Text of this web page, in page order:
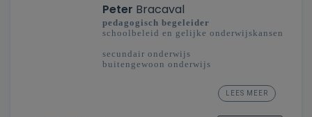
Peter Bracaval
pedagogisch begeleider
schoolbeleid en gelijke onderwijskansen
secundair onderwijs
buitengewoon onderwijs
Pedagogische begeleiding regio
LEES MEER